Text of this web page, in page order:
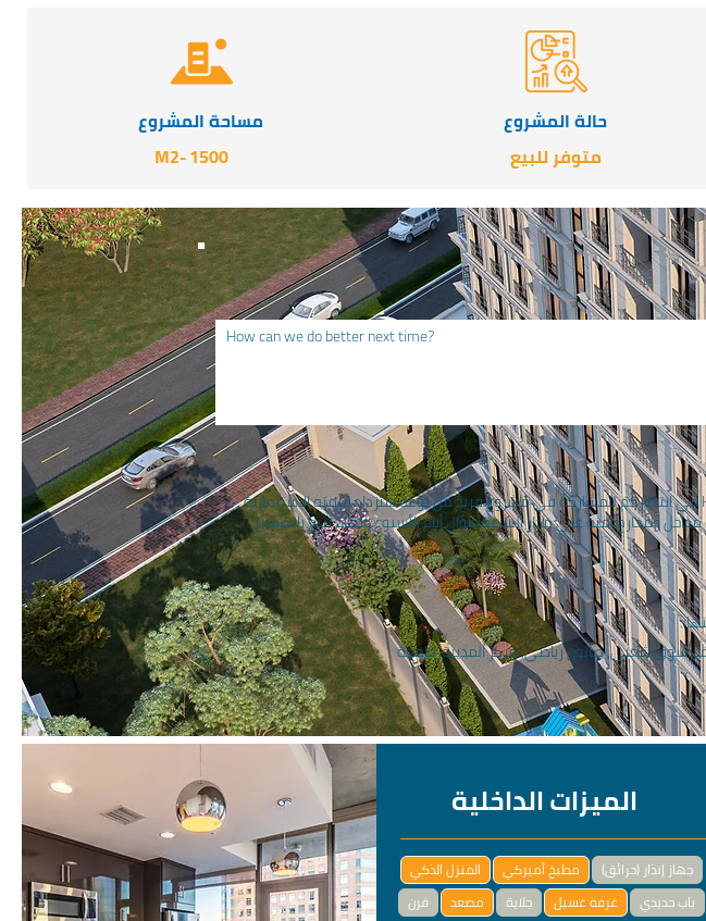
مساحة المشروع
-M21500
حالة المشروع
متوفر للبيع
How can we do better next time?
HP17 Habitat Mansions تحول أحلامك إلى منزل سعيد بامتيازاته. HP17 Habitat Mansions في انتظاركم للمشاركة في مشروع فريد من نوعه ستزداد قيمته الاستثمارية
:
سوق شعبي, صالون رياضي, مركز المدينة, جامعة
الميزات الداخلية
المنزل الذكي مطبخ أميركي
جهاز إنذار (حرائق)
فرن
مصعد جلاية غرفة غسيل
باب حديدي